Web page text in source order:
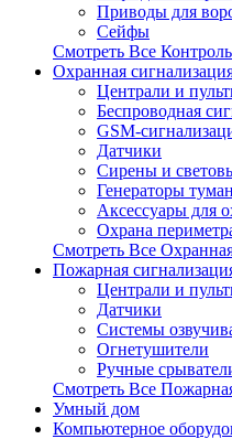
Приводы для
Сейфы
Смотреть Все
Охранная
Централи и
Беспроводная
GSM-
Датчики
Сирены и
Генераторы
Аксессуары для
Охрана
Смотреть Все
Пожарная
Централи и
Датчики
Системы
Огнетушители
Ручные
Смотреть Все
Умный дом
Компьютерное